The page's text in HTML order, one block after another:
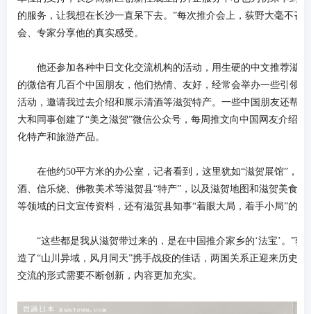
的服务，让我想在长沙一直呆下去。”每次推介会上，荻野大毫不吝
会、专家分享他的真实感受。
他还参加各种中日文化交流机构的活动，用生硬的中文推荐滋
的微信有几百个中国朋友，他们热情、友好，经常会举办一些引领
活动，邀请我过去介绍和展示清酒等滋贺特产。一些中国朋友还帮我
大和同事创建了“美之滋贺”微信公众号，每周推文向中国网友介绍
化特产和旅游产品。
在他约50平方米的办公室，记者看到，这里犹如“滋贺展馆”，
酒、信乐烧、佛教美术等滋贺县“特产”，以及滋贺地图和滋贺美食
等领域的日文宣传资料，还有滋贺县知事“着眼大局，着手小局”的手
“这些都是我从滋贺带过来的，是在中国推介家乡的‘法宝’。”荻
造了“山川异域，风月同天”携手战疫的佳话，两国关系正迎来历史
交流的形式需要不断创新，内容更加充实。